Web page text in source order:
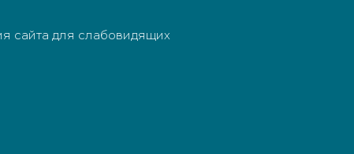
сайта для слабовидящих